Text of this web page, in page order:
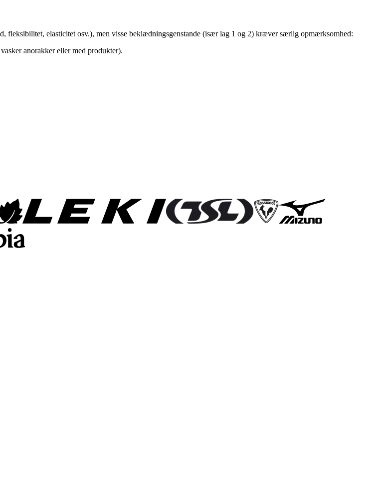
fleksibilitet, elasticitet osv.), men visse beklædningsgenstande (især lag 1 og 2) kræver særlig opmærksomhed:
anorakker eller med produkter).